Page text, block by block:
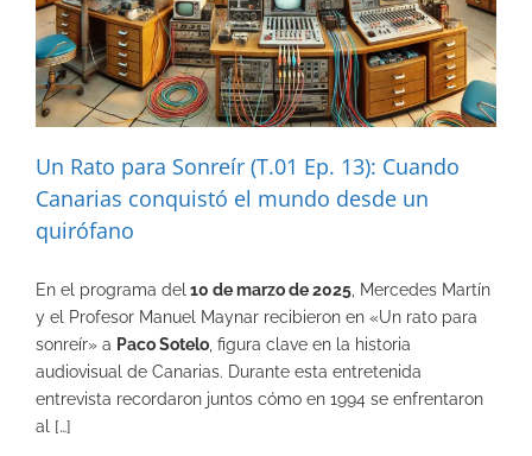
Un Rato para Sonreír (T.01 Ep. 13): Cuando
Canarias conquistó el mundo desde un
quirófano
En el programa del 10 de marzo de 2025 , Mercedes Martín
y el Profesor Manuel Maynar recibieron en «Un rato para
sonreír» a Paco Sotelo , figura clave en la historia
audiovisual de Canarias. Durante esta entretenida
entrevista recordaron juntos cómo en 1994 se enfrentaron
al […]